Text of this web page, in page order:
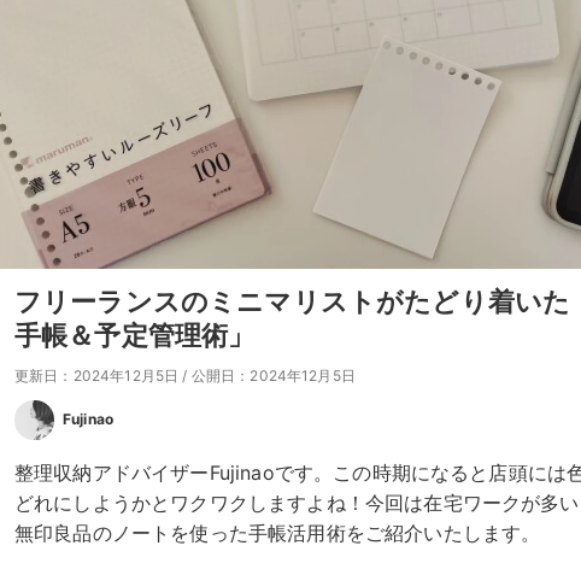
フリーランスのミニマリストがたどり着いた
手帳＆予定管理術」
更新日：2024年12月5日 / 公開日：2024年12月5日
Fujinao
整理収納アドバイザーFujinaoです。この時期になると店頭には
どれにしようかとワクワクしますよね！今回は在宅ワークが多い
無印良品のノートを使った手帳活用術をご紹介いたします。